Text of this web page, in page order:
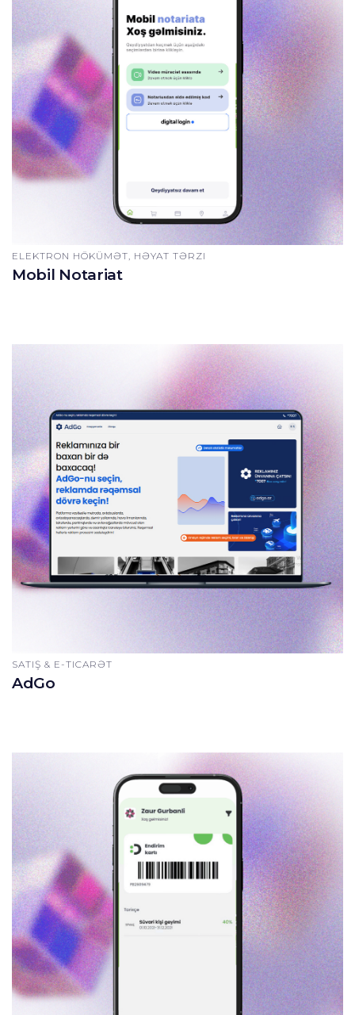
ELEKTRON HÖKÜMƏT, HƏYAT TƏRZI
Mobil Notariat
SATIŞ & E-TICARƏT
AdGo